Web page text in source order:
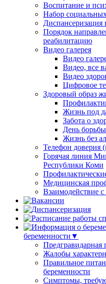
Воспитание и
Набор
Порядок
реабилитацию
Видео галерея
Видео
Видео, все
Видео
Цифровое
Здоровый образ
Жизнь под
Забота о
День
Жизнь без
Телефон доверия
Горячая линия
Республики Коми
Медицинская
Взаимодействие
беременности▼
Предгравидарная
Жалобы
Правильное
беременности
Симптомы,